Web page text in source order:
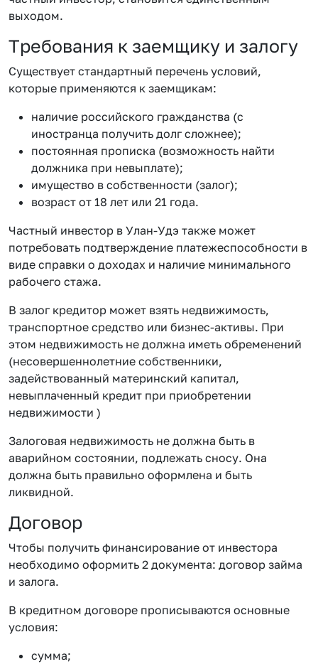
выходом.
Требования к заемщику и залогу
Существует стандартный перечень условий,
которые применяются к заемщикам:
наличие российского гражданства (с
иностранца получить долг сложнее);
постоянная прописка (возможность найти
должника при невыплате);
имущество в собственности (залог);
возраст от 18 лет или 21 года.
Частный инвестор в Улан-Удэ также может
потребовать подтверждение платежеспособности в
виде справки о доходах и наличие минимального
рабочего стажа.
В залог кредитор может взять недвижимость,
транспортное средство или бизнес-активы. При
этом недвижимость не должна иметь обременений
(несовершеннолетние собственники,
задействованный материнский капитал,
невыплаченный кредит при приобретении
недвижимости )
Залоговая недвижимость не должна быть в
аварийном состоянии, подлежать сносу. Она
должна быть правильно оформлена и быть
ликвидной.
Договор
Чтобы получить финансирование от инвестора
необходимо оформить 2 документа: договор займа
и залога.
В кредитном договоре прописываются основные
условия:
сумма;